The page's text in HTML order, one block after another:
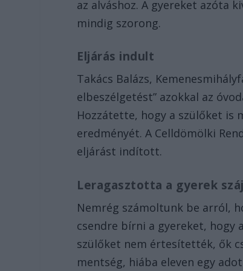
az alváshoz. A gyereket azóta
mindig szorong.
Eljárás indult
Takács Balázs,
elbeszélgetést” azokkal az
Hozzátette, hogy a szülőket is
eredményét. A Celldömölki
eljárást indított.
Leragasztotta a gyerek
Nemrég számoltunk be arról,
csendre bírni a gyereket, hogy
szülőket nem értesítették, ők
mentség, hiába eleven egy